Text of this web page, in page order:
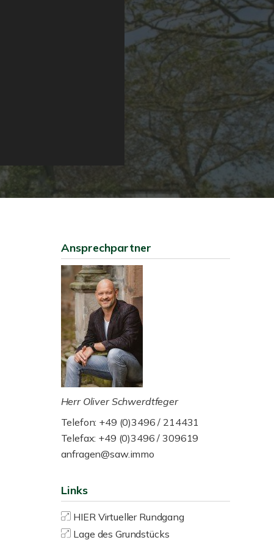
Ansprechpartner
Herr Oliver Schwerdtfeger
Telefon: +49 (0)3496 / 214431
Telefax: +49 (0)3496 / 309619
anfragen@saw.immo
Links
HIER Virtueller Rundgang
Lage des Grundstücks